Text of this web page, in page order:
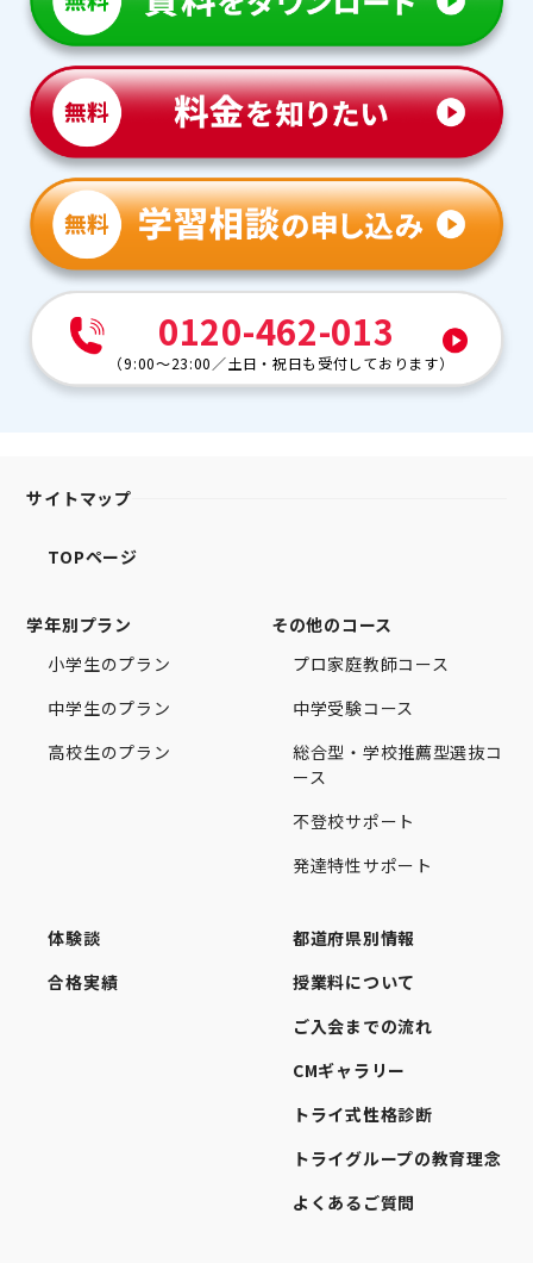
0120-462-013
（9:00～23:00 ／土日・祝日も受付しております）
サイトマップ
TOPページ
学年別プラン
小学生のプラン
中学生のプラン
高校生のプラン
その他のコース
プロ家庭教師コース
中学受験コース
総合型・学校推薦型選抜コ
ース
不登校サポート
発達特性サポート
体験談
合格実績
都道府県別情報
授業料について
ご入会までの流れ
CMギャラリー
トライ式性格診断
トライグループの教育理念
よくあるご質問